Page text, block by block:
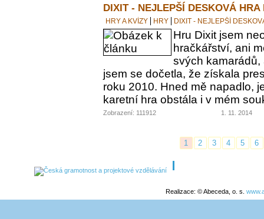
DIXIT - NEJLEPŠÍ DESKOVÁ HRA
HRY A KVÍZY HRY DIXIT - NEJLEPŠÍ
Hru Dixit jsem
hračkářství, ani
svých kamarádů,
jsem se dočetla, že získala
roku 2010. Hned mě napadlo,
karetní hra obstála i v mém
Zobrazení: 111912 1. 11. 2014
1 2 3 4 5 6
Realizace: © Abeceda, o. s.